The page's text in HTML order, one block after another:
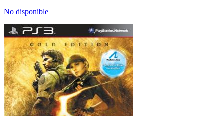
No disponible